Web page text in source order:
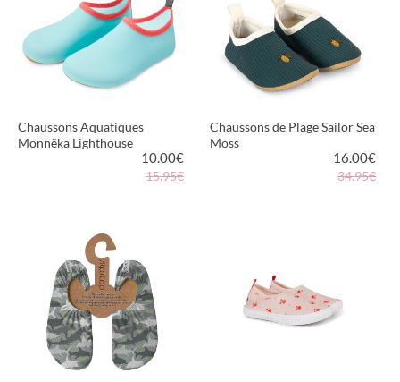
Chaussons Aquatiques
Monnëka Lighthouse
10.00€
15.95€
VOIR LE PRODUIT
Chaussons de Plage Sailor Sea
Moss
16.00€
34.95€